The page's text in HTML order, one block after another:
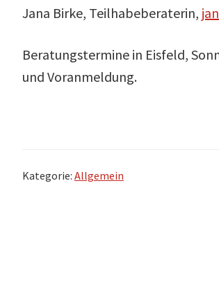
Jana Birke, Teilhabeberaterin,
Beratungstermine in Eisfeld,
und Voranmeldung.
Kategorie: Allgemein